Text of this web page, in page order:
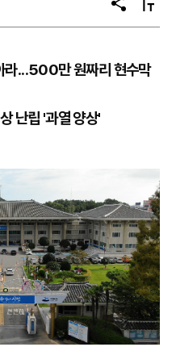
공
유
텍
스
기
라...500만 원짜리 현수막
난립 '과열 양상'